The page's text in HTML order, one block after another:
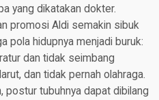
yang dikatakan dokter.
promosi Aldi semakin sibuk
pola hidupnya menjadi buruk:
dan tidak seimbang
dan tidak pernah olahraga.
postur tubuhnya dapat dibilang